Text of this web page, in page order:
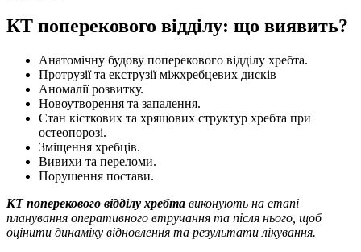
КТ поперекового відділу: що виявить?
Анатомічну будову поперекового відділу хребта.
Протрузії та екструзії міжхребцевих дисків
Аномалії розвитку.
Новоутворення та запалення.
Стан кісткових та хрящових структур хребта при
остеопорозі.
Зміщення хребців.
Вивихи та переломи.
Порушення постави.
КТ поперекового відділу хребта виконують на етапі
планування оперативного втручання та після нього, щоб
оцінити динаміку відновлення та результати лікування.